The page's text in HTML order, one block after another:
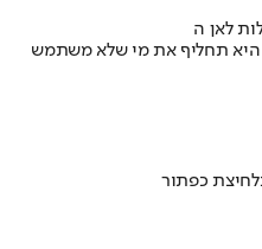
היא תחליף את מי שלא משתמש
כפתור